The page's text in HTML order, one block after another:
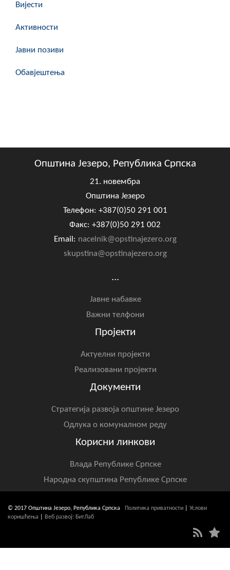
Вијести
Активности
Јавни позиви
Обавјештења
Општина Језеро, Република Српска
21. новембра
Општина Језеро
Телефон: +387(0)50 291 001
Факс: +387(0)50 291 002
Email: nacelnik@opstinajezero.org
skupstina@opstinajezero.org
...
Јавне набавке
Важни телфони
Пројекти
Актуелни пројекти
Реализовани пројекти
Документи
Стратегија развоја општине Језеро
Одлука о комуналном реду
Корисни линкови
Влада Републике Српске
Народна скупштина Републике Српске
© 2017 Општина Језеро, Република Српска Политика приватности
Услови
коришћења
Веб развој: БитЛаб